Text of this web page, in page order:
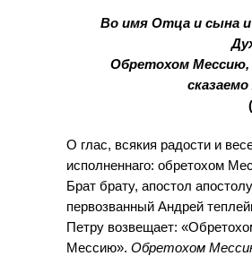
Во имя Отца и сына
Обретохом Мессию,
О глас, всякия радости и
исполненнаго: обретохом
Брат брату, апостол
первозванный Андрей
Петру возвещает:
Мессию».Обретохом